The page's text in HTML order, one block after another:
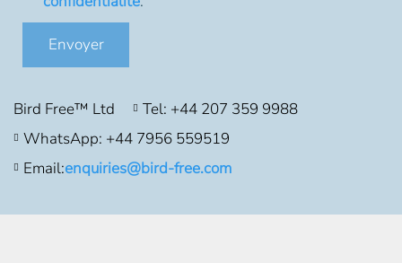
Envoyer
Bird Free™ Ltd
Tel: +44 207 359 9988
WhatsApp: +44 7956 559519
Email:enquiries@bird-free.com